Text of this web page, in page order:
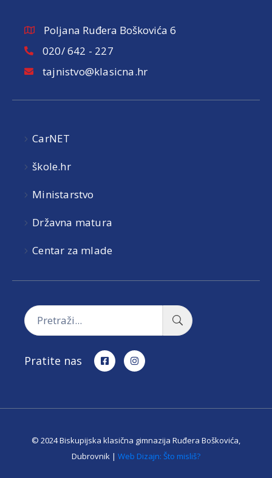
Poljana Ruđera Boškovića 6
020/ 642 - 227
tajnistvo@klasicna.hr
CarNET
škole.hr
Ministarstvo
Državna matura
Centar za mlade
Pratite nas
© 2024 Biskupijska klasična gimnazija Ruđera Boškovića,
Dubrovnik | Web Dizajn: Što misliš?